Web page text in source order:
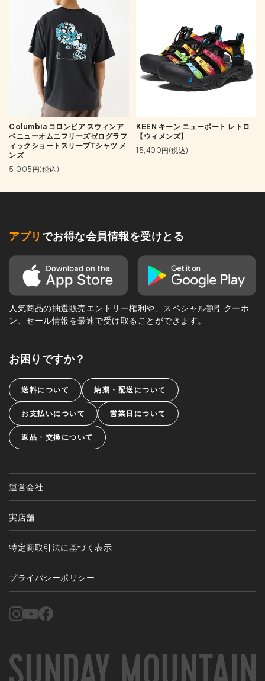
Columbia コロンビア スウィンア
ベニューオムニフリーズゼログラフ
ィックショートスリーブTシャツ メ
ンズ
5,005円(税込)
KEEN キーン ニューポート レトロ
【ウィメンズ】
15,400円(税込)
アプリ でお得な会員情報を受けとる
人気商品の抽選販売エントリー権利や、スペシャル割引クーポ
ン、セール情報を最速で受け取ることができます。
お困りですか？
送料について 納期・配送について
お支払いについて 営業日について
返品・交換について
運営会社
実店舗
特定商取引法に基づく表示
プライバシーポリシー